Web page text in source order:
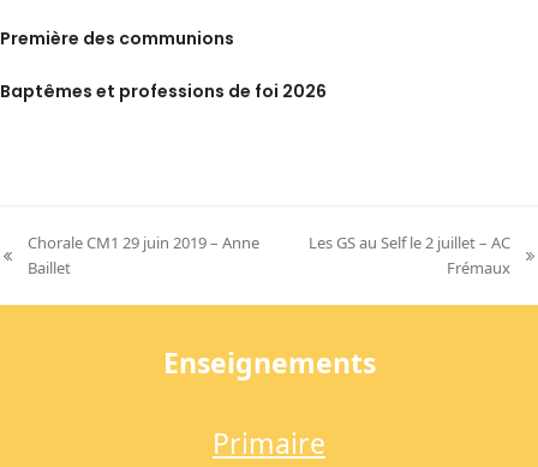
Première des communions
Baptêmes et professions de foi 2026
previous
Chorale CM1 29 juin 2019 – Anne
Baillet
Les GS au Self le 2 juillet – AC
Frémaux
Enseignements
Primaire